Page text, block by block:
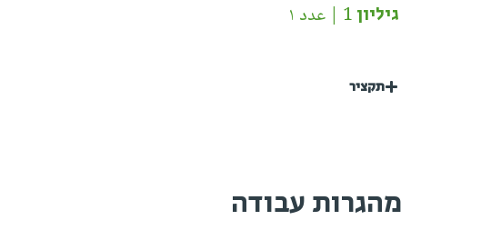
גיליון 1 | عدد ١
תקציר
מהגרות עבודה